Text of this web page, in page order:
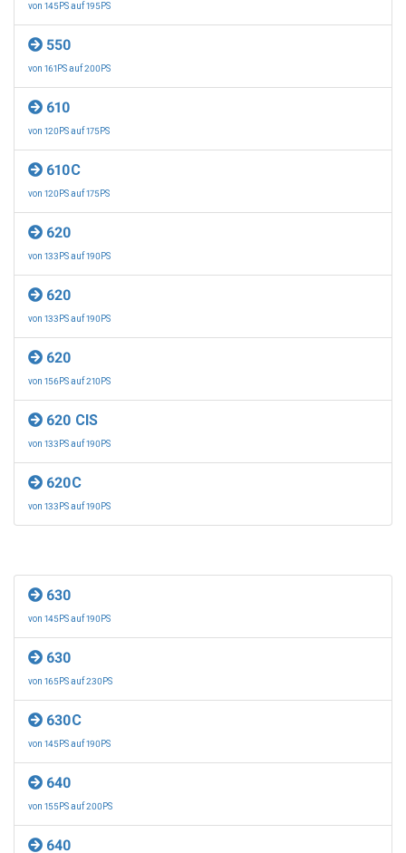
von 145PS auf 195PS
550
von 161PS auf 200PS
610
von 120PS auf 175PS
610C
von 120PS auf 175PS
620
von 133PS auf 190PS
620
von 133PS auf 190PS
620
von 156PS auf 210PS
620 CIS
von 133PS auf 190PS
620C
von 133PS auf 190PS
630
von 145PS auf 190PS
630
von 165PS auf 230PS
630C
von 145PS auf 190PS
640
von 155PS auf 200PS
640